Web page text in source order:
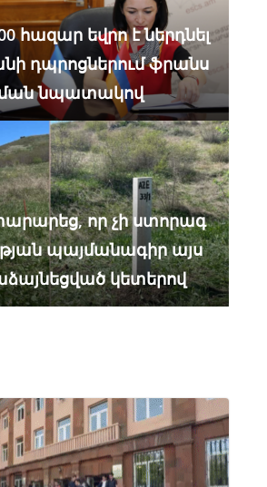
n
հազար եվրո է ներդնել
դպրոցներում ֆրանս
նպատակով
որ չի ստորագ
պայմանագիր այս
կետերով